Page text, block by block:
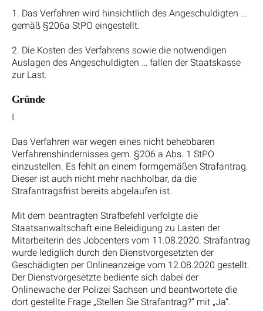
1. Das Verfahren wird hinsichtlich des Angeschuldigten …
gemäß §206a StPO eingestellt.
2. Die Kosten des Verfahrens sowie die notwendigen
Auslagen des Angeschuldigten … fallen der Staatskasse
zur Last.
Gründe
I.
Das Verfahren war wegen eines nicht behebbaren
Verfahrenshindernisses gem. §206 a Abs. 1 StPO
einzustellen. Es fehlt an einem formgemäßen Strafantrag.
Dieser ist auch nicht mehr nachholbar, da die
Strafantragsfrist bereits abgelaufen ist.
Mit dem beantragten Strafbefehl verfolgte die
Staatsanwaltschaft eine Beleidigung zu Lasten der
Mitarbeiterin des Jobcenters vom 11.08.2020. Strafantrag
wurde lediglich durch den Dienstvorgesetzten der
Geschädigten per Onlineanzeige vom 12.08.2020 gestellt.
Der Dienstvorgesetzte bediente sich dabei der
Onlinewache der Polizei Sachsen und beantwortete die
dort gestellte Frage „Stellen Sie Strafantrag?“ mit „Ja“.